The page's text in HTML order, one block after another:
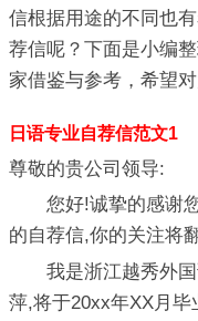
信根据用途的不同也
荐信呢？下面是小编
家借鉴与参考，希望对
日语专业自荐信范文1
尊敬的贵公司领导:
您好!诚挚的感谢您
的自荐信,你的关注将
我是浙江越秀外国
萍,将于20xx年XX月